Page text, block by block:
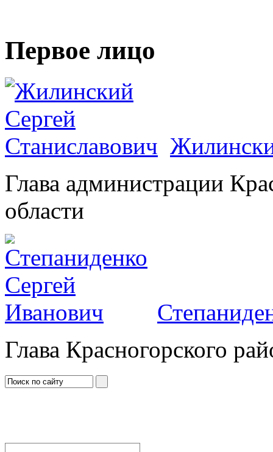
Первое лицо
Глава администрации
области
Глава Красногорского